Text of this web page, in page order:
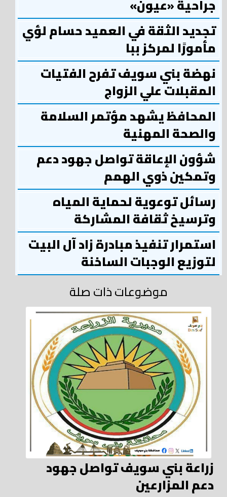
جراحية «عيون»
تجديد الثقة في العميد حسام لؤي
مأمورًا لمركز ببا
نهضة بني سويف تفرح الفتيات
المقبلات علي الزواج
المحافظ يشهد مؤتمر السلامة
والصحة المهنية
شؤون الإعاقة تواصل جهود دعم
وتمكين ذوي الهمم
رسائل توعوية لحماية المياه
وترسيخ ثقافة المشاركة
استمرار تنفيذ مبادرة زاد آل البيت
لتوزيع الوجبات الساخنة
موضوعات ذات صلة
زراعة بني سويف تواصل جهود
دعم المزارعين